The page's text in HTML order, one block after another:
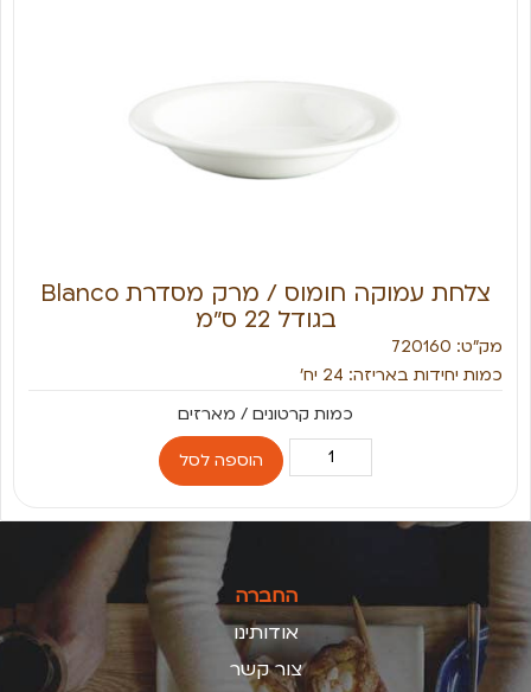
צלחת עמוקה חומוס / מרק מסדרת Blanco
בגודל 22 ס״מ
מק״ט: 720160
כמות יחידות באריזה: 24 יח׳
הוספה לסל
החברה
אודותינו
צור קשר